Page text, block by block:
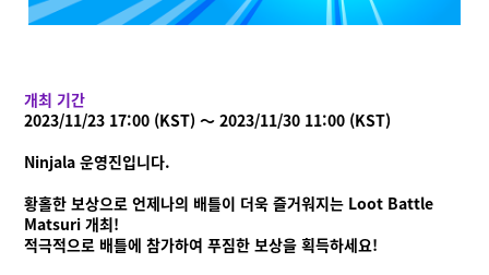
시즌 정보
개최 기간
2023/11/23 17:00 (KST) ～ 2023/11/30 11:00 (KST)
Ninjala 운영진입니다.
황홀한 보상으로 언제나의 배틀이 더욱 즐거워지는 Loot Battle
Matsuri 개최!
적극적으로 배틀에 참가하여 푸짐한 보상을 획득하세요!